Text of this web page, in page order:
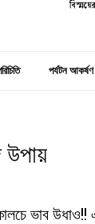
পর্যটন আকর্ষণ
ভাব